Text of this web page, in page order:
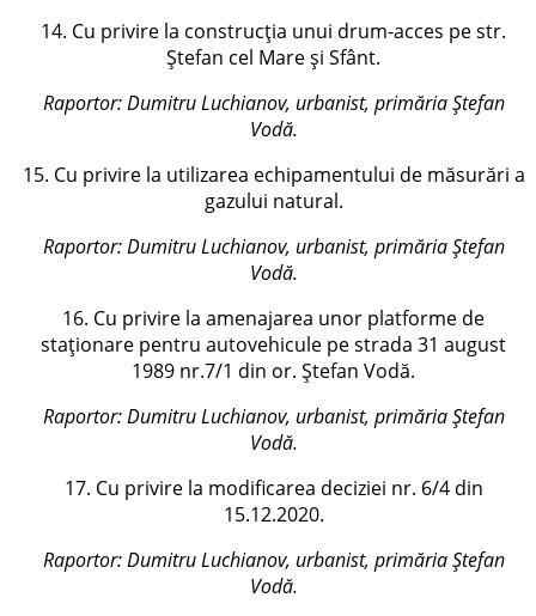
14. Cu privire la construcția unui drum-acces pe str.
Ștefan cel Mare și Sfânt.
Raportor:Dumitru Luchianov, urbanist, primăria Ștefan
Vodă.
15. Cu privire la utilizarea echipamentului de măsurări a
gazului natural.
Raportor:Dumitru Luchianov, urbanist, primăria Ștefan
Vodă.
16. Cu privire la amenajarea unor platforme de
staționare pentru autovehicule pe strada 31 august
1989 nr.7/1 din or. Ștefan Vodă.
Raportor:Dumitru Luchianov, urbanist, primăria Ștefan
Vodă.
17. Cu privire la modificarea deciziei nr. 6/4 din
15.12.2020.
Raportor:Dumitru Luchianov, urbanist, primăria Ștefan
Vodă.